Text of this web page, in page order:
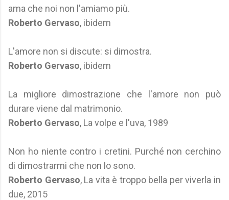
ama che noi non l'amiamo più.
Roberto Gervaso, ibidem
L'amore non si discute: si dimostra.
Roberto Gervaso, ibidem
La migliore dimostrazione che l'amore non può
durare viene dal matrimonio.
Roberto Gervaso, La volpe e l'uva, 1989
Non ho niente contro i cretini. Purché non cerchino
di dimostrarmi che non lo sono.
Roberto Gervaso, La vita è troppo bella per viverla in
due, 2015